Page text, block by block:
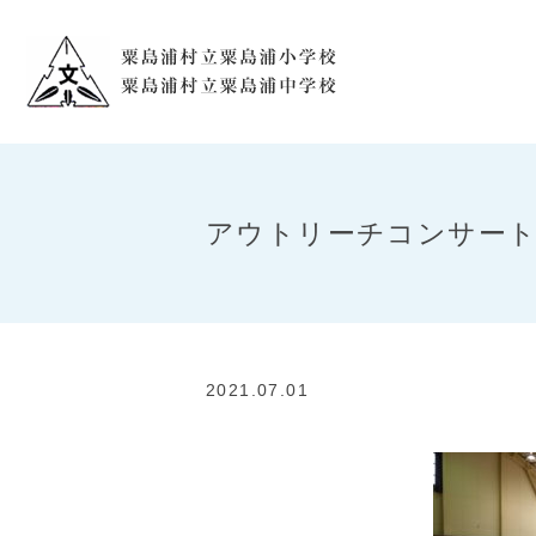
アウトリーチコンサー
2021.07.01